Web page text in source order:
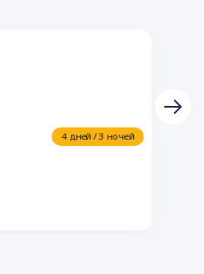
4 дней / 3 ночей